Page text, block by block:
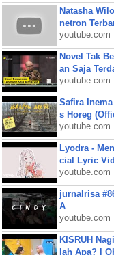
Natasha
netron
youtube.com
Novel Tak
an Saja
youtube.com
Safira
s Horeg
youtube.com
Lyodra -
cial Lyric
youtube.com
jurnalrisa
A
youtube.com
KISRUH
lah Apa? |